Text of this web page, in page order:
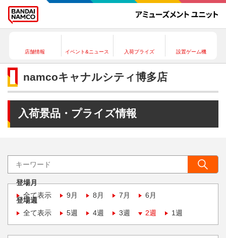
店舗情報 イベント&ニュース 入荷プライズ 設置ゲーム機
namcoキャナルシティ博多店
入荷景品・プライズ情報
登場月
全て表示
9月 8月 7月 6月
登場週
全て表示
5週 4週 3週 2週 1週